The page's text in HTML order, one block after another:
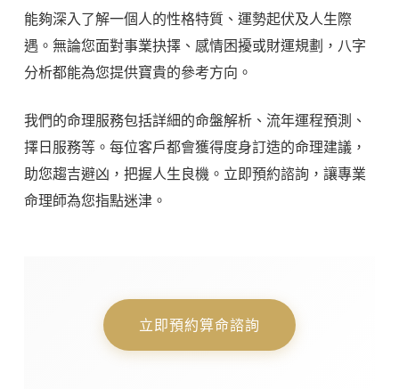
能夠深入了解一個人的性格特質、運勢起伏及人生際
遇。無論您面對事業抉擇、感情困擾或財運規劃，八字
分析都能為您提供寶貴的參考方向。
我們的命理服務包括詳細的命盤解析、流年運程預測、
擇日服務等。每位客戶都會獲得度身訂造的命理建議，
助您趨吉避凶，把握人生良機。立即預約諮詢，讓專業
命理師為您指點迷津。
立即預約算命諮詢